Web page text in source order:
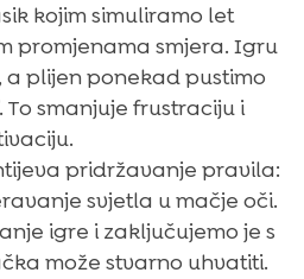
kojim simuliramo let
promjenama smjera. Igru
plijen ponekad pustimo
To smanjuje frustraciju i
pridržavanje pravila:
svjetla u mačje oči.
igre i zaključujemo je s
može stvarno uhvatiti.